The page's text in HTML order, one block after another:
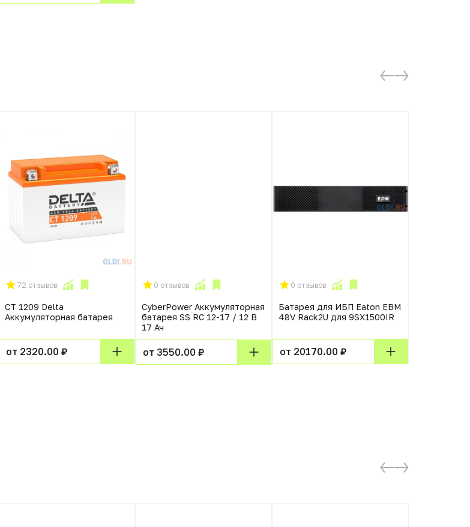
72 отзывов
CT 1209 Delta
Аккумуляторная батарея
от 2320.00 ₽
0 отзывов
CyberPower Аккумуляторная
батарея SS RС 12-17 / 12 В
17 Ач
от 3550.00 ₽
0 отзывов
Батарея для ИБП Eaton EBM
48V Rack2U для 9SX1500IR
от 20170.00 ₽